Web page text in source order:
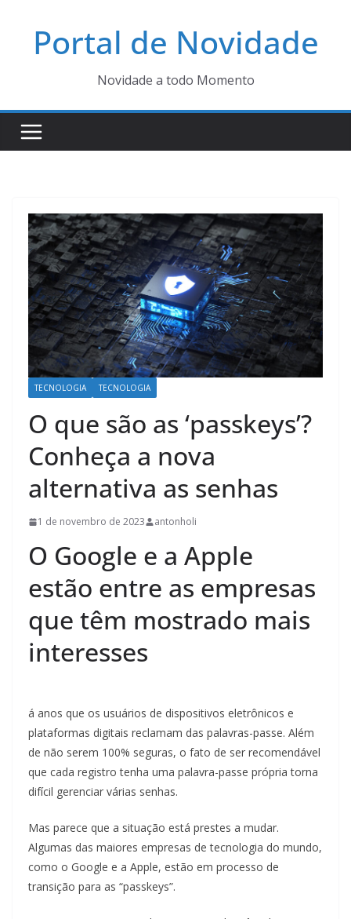
Portal de Novidade
Novidade a todo Momento
TECNOLOGIA TECNOLOGIA
O que são as ‘passkeys’?
Conheça a nova
alternativa as senhas
1 de novembro de 2023 antonholi
O Google e a Apple
estão entre as empresas
que têm mostrado mais
interesses
á anos que os usuários de dispositivos eletrônicos e
plataformas digitais reclamam das palavras-passe. Além
de não serem 100% seguras, o fato de ser recomendável
que cada registro tenha uma palavra-passe própria torna
difícil gerenciar várias senhas.
Mas parece que a situação está prestes a mudar.
Algumas das maiores empresas de tecnologia do mundo,
como o Google e a Apple, estão em processo de
transição para as “passkeys”.